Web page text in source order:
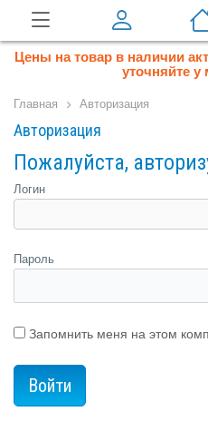
Цены на товар в наличии
уточняйте
Главная Авторизация
Авторизация
Пожалуйста,
Логин
Пароль
Запомнить меня на этом